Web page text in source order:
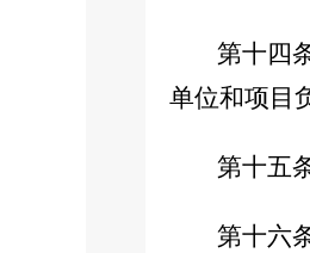
第十四
单位和项目
第十五
第十六